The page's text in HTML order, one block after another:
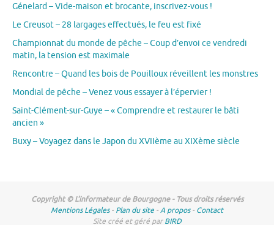
Génelard – Vide-maison et brocante, inscrivez-vous !
Le Creusot – 28 largages effectués, le feu est fixé
Championnat du monde de pêche – Coup d’envoi ce vendredi
matin, la tension est maximale
Rencontre – Quand les bois de Pouilloux réveillent les monstres
Mondial de pêche – Venez vous essayer à l’épervier !
Saint-Clément-sur-Guye – « Comprendre et restaurer le bâti
ancien »
Buxy – Voyagez dans le Japon du XVIIème au XIXème siècle
Copyright © L'informateur de Bourgogne - Tous droits réservés
Mentions Légales- Plan du site -A propos- Contact
Site créé et géré parBIRD